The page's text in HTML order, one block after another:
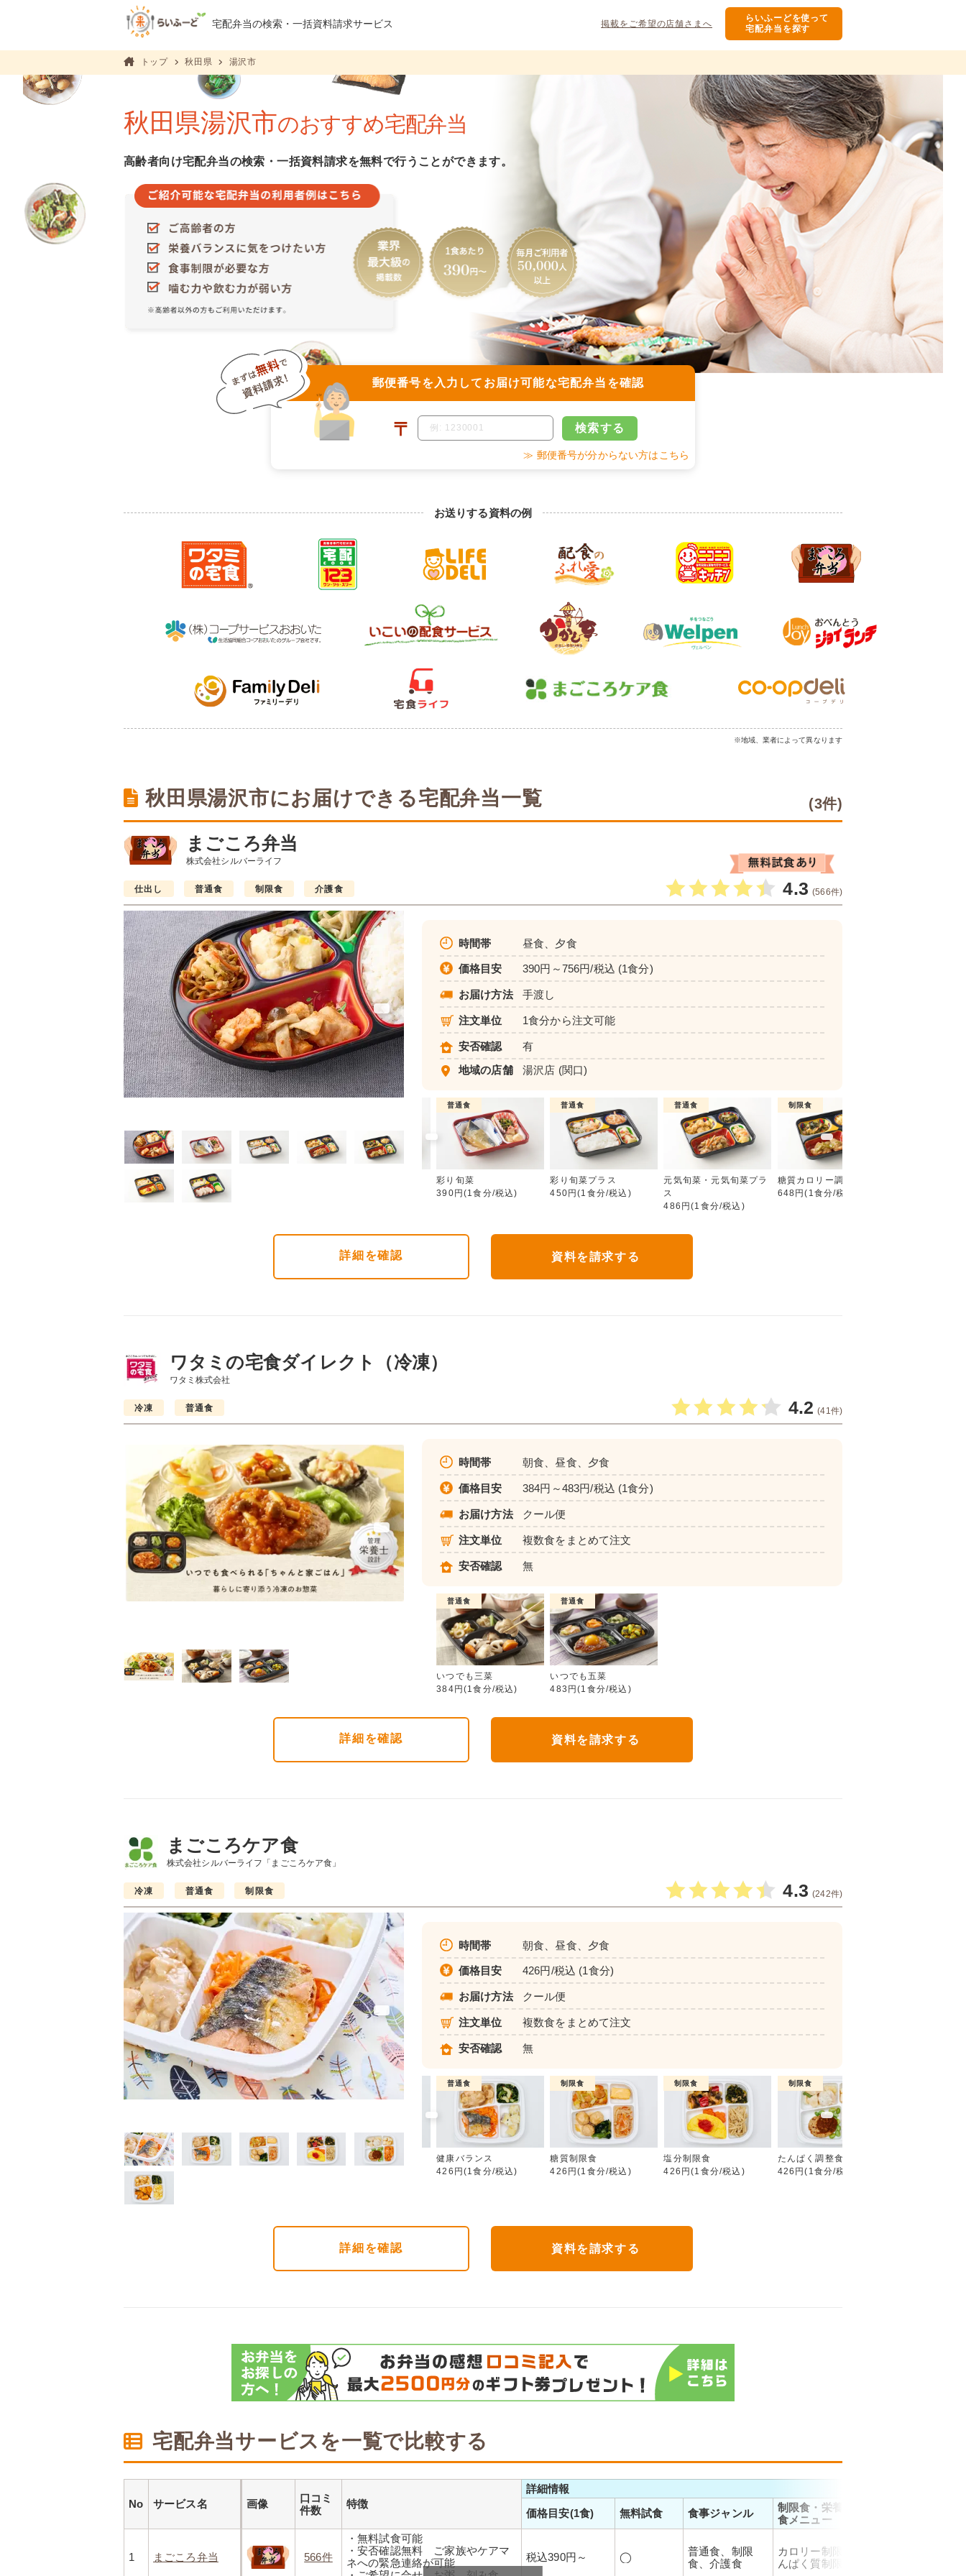
宅配弁当の検索・一括資料請求サービス 掲載をご希望の店舗さまへ
らいふーどを使って
宅配弁当を探す
トップ 秋田県 湯沢市
秋田県湯沢市のおすすめ宅配弁当
高齢者向け宅配弁当の検索・一括資料請求を無料で行うことができます。
郵便番号を入力して お届け可能な宅配弁当を確認
〒 検索する
≫ 郵便番号が分からない方はこちら
お送りする資料の例
※地域、業者によって異なります
秋田県湯沢市にお届けできる宅配弁当一覧 (3件)
まごころ弁当
株式会社シルバーライフ
仕出し 普通食 制限食 介護食 4.3 (566件)
彩り旬菜 彩り旬菜プラス
時間帯 昼食、夕食
価格目安 390円～756円/税込 (1食分)
お届け方法 手渡し
注文単位 1食分から注文可能
安否確認
有
地域の店舗
湯沢店 (関口)
糖質カロリー調整食
648円(1食分/税込)
たんぱく調整食
756円(1食分/税込)
普通食
彩り旬菜
390円(1食分/税込)
普通食
彩り旬菜プラス
450円(1食分/税込)
普通食
元気旬菜・元気旬菜プラ
ス
486円(1食分/税込)
制限食
糖質カロリー調整食
648円(1食分/税込)
詳細 を確認 資料を請求する
ワタミの宅食ダイレクト（冷凍）
ワタミ株式会社
冷凍 普通食 4.2 (41件)
いつでも三菜
時間帯 朝食、昼食、夕食
価格目安 384円～483円/税込 (1食分)
お届け方法 クール便
注文単位 複数食をまとめて注文
安否確認 無
普通食
いつでも三菜
384円(1食分/税込)
普通食
いつでも五菜
483円(1食分/税込)
詳細 を確認 資料を請求する
まごころケア食
株式会社シルバーライフ「まごころケア食」
冷凍 普通食 制限食 4.3 (242件)
健康バランス 糖質制限食
時間帯 朝食、昼食、夕食
価格目安 426円/税込 (1食分)
お届け方法 クール便
注文単位 複数食をまとめて注文
安否確認 無
制限食
塩分制限食
426円(1食分/税込)
制限食
たんぱく調整食
制限食
カロリー調整食
普通食
健康バランス
426円(1食分/税込)
制限食
糖質制限食
426円(1食分/税込)
制限食
塩分制限食
426円(1食分/税込)
制限食
たんぱく調整食
426円(1食分/税込)
詳細 を確認 資料を請求する
宅配弁当サービスを一覧で比較する
No サービス名 画像
口コミ
件数
特徴
詳細情報
価格目安(1食)
無料試食 食事ジャンル
制限食・栄養調整
食メニュー
1 まごころ弁当 566件
・無料試食可能
・安否確認無料 ご家族やケアマ
ネへの緊急連絡が可能
税込390円～ ◯
普通食、制限
食、介護食
カロリー制限、た
んぱく質制限